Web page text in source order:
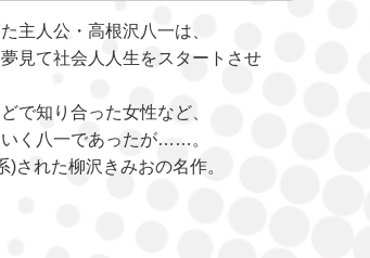
主人公・高根沢八一は、
見て社会人人生をスタートさせ
で知り合った女性など、
く八一であったが……。
された柳沢きみおの名作。